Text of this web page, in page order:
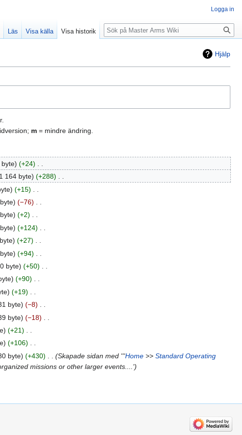
Hjälp
m = mindre ändring.
+24
164 byte +288
+15
−76
+2
+124
+27
+94
byte +50
+90
+19
byte −8
byte −18
+21
+106
byte +430 Skapade sidan med '''Home>> Standard Operating
missions or other larger events....'
Logga in
Läs Visa källa Visa historik Sök